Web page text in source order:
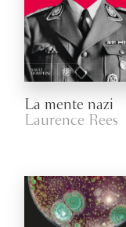
La mente nazi
Laurence Rees